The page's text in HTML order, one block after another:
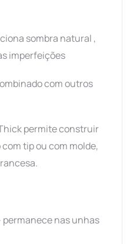
sombra natural ,
imperfeições
com outros
permite construir
tip ou com molde,
permanece nas unhas